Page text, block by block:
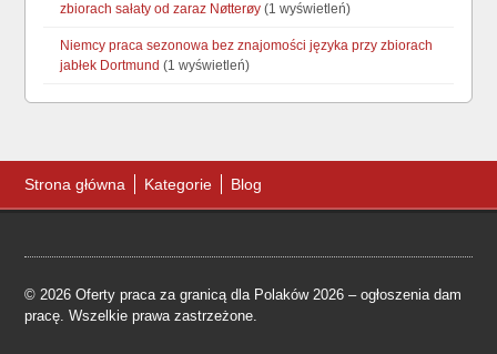
zbiorach sałaty od zaraz Nøtterøy (1 wyświetleń)
Niemcy praca sezonowa bez znajomości języka przy zbiorach
jabłek Dortmund (1 wyświetleń)
Strona główna Kategorie Blog
© 2026 Oferty praca za granicą dla Polaków 2026 – ogłoszenia dam
pracę. Wszelkie prawa zastrzeżone.